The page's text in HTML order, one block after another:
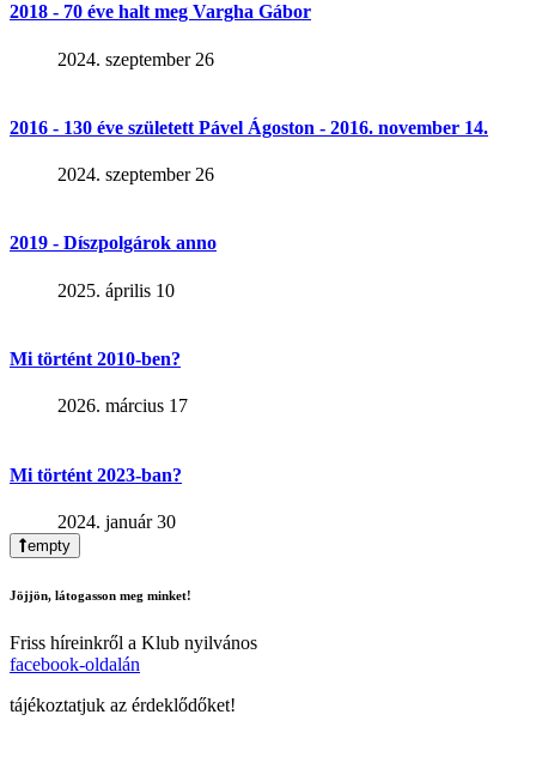
2018 - 70 éve halt meg Vargha Gábor
2024. szeptember 26
2016 - 130 éve született Pável Ágoston - 2016. november 14.
2024. szeptember 26
2019 - Díszpolgárok anno
2025. április 10
Mi történt 2010-ben?
2026. március 17
Mi történt 2023-ban?
2024. január 30
empty
Jöjjön, látogasson meg minket!
Friss híreinkről a Klub nyilvános
facebook-oldalán
tájékoztatjuk az érdeklődőket!